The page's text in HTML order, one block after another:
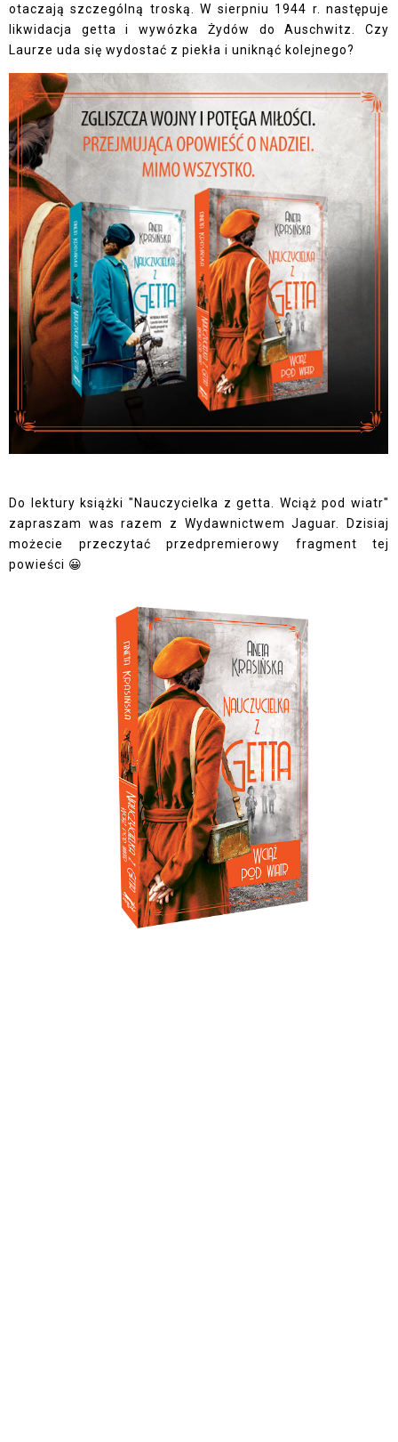
otaczają szczególną troską. W sierpniu 1944 r. następuje
likwidacja getta i wywózka Żydów do Auschwitz. Czy
Laurze uda się wydostać z piekła i uniknąć kolejnego?
Do lektury książki "Nauczycielka z getta. Wciąż pod wiatr"
zapraszam was razem z Wydawnictwem Jaguar. Dzisiaj
możecie przeczytać przedpremierowy fragment tej
powieści 😀